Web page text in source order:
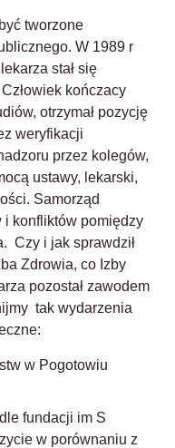
tworzone
W 1989 r
stał się
kończacy
otrzymał pozycję
weryfikacji
przez kolegów,
ustawy, lekarski,
Samorząd
i konfliktów pomiędzy
Czy i jak sprawdził
Zdrowia, co Izby
pozostał zawodem
tak wydarzenia
w Pogotowiu
fundacji im S
w porównaniu z